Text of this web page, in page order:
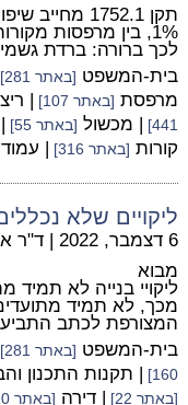
תקן 1752.1
1%, בין מרפסות
לכך ברורה: ברדת
בית-המשפט [באתר 281]
מרפסת [באתר 107] |
441]
| מכשול [באתר 55]
קורות [באתר 316] |
ליקויים שלא
6 דצמבר, 2022 | ד"ר
מבוא
ליקויי בנייה לא
מכך, לא תמיד
המצורפת לכתב
בית-המשפט [באתר 281]
160]
| תקנות התכנון
[באתר 22] | דירה [באתר 520]